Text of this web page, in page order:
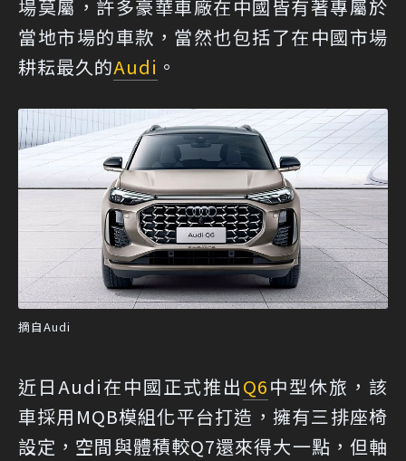
場莫屬，許多豪華車廠在中國皆有著專屬於
當地市場的車款，當然也包括了在中國市場
耕耘最久的Audi 。
摘自Audi
近日Audi在中國正式推出Q6中型休旅，該
車採用MQB模組化平台打造，擁有三排座椅
設定，空間與體積較Q7還來得大一點，但軸